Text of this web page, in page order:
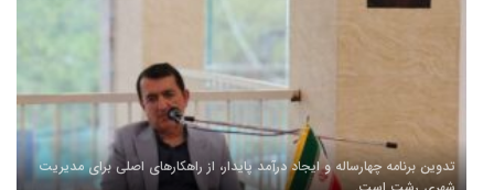
تدوین برنامه چهارساله و ایجاد درآمد پایدار، از راهکارهای اصلی برای مدیریت